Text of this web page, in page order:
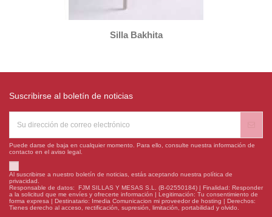
Silla Bakhita
Suscribirse al boletín de noticias
Puede darse de baja en cualquier momento. Para ello, consulte nuestra información de
contacto en el aviso legal.
Al suscribirse a nuestro boletín de noticias, estás aceptando nuestra política de
privacidad.
Responsable de datos: FJM SILLAS Y MESAS S.L. (B-02550184) | Finalidad: Responder
a la solicitud que me envíes y ofrecerte información | Legitimación: Tu consentimiento de
forma expresa | Destinatario: Imedia Comunicacion mi proveedor de hosting | Derechos:
Tienes derecho al acceso, rectificación, supresión, limitación, portabilidad y olvido.